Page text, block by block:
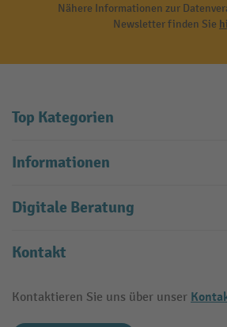
Nähere Informationen zur
Newsletter finden Sie
Top Kategorien
Informationen
Digitale Beratung
Kontakt
Kontaktieren Sie uns über unser